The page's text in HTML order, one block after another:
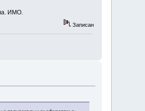
ИМО.
Записан